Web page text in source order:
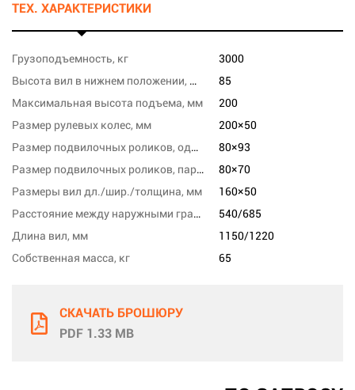
ТЕХ. ХАРАКТЕРИСТИКИ
Грузоподъемность, кг
3000
Высота вил в нижнем положении, мм
85
Максимальная высота подъема, мм
200
Размер рулевых колес, мм
200×50
Размер подвилочных роликов, одинарных, мм
80×93
Размер подвилочных роликов, парных, мм
80×70
Размеры вил дл./шир./толщина, мм
160×50
Расстояние между наружными гранями вил, мм
540/685
Длина вил, мм
1150/1220
Собственная масса, кг
65
СКАЧАТЬ БРОШЮРУ
PDF 1.33 MB